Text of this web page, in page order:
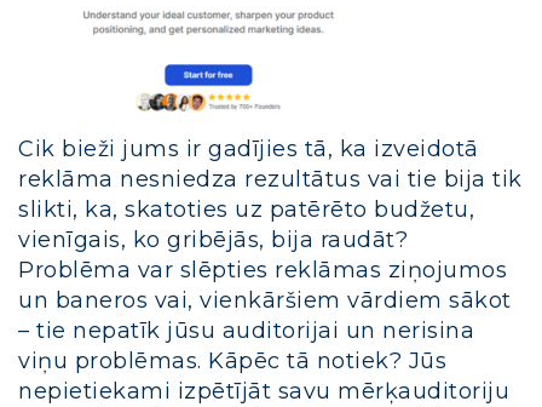
Cik bieži jums ir gadījies tā, ka izveidotā
reklāma nesniedza rezultātus vai tie bija tik
slikti, ka, skatoties uz patērēto budžetu,
vienīgais, ko gribējās, bija raudāt?
Problēma var slēpties reklāmas ziņojumos
un baneros vai, vienkāršiem vārdiem sākot
– tie nepatīk jūsu auditorijai un nerisina
viņu problēmas. Kāpēc tā notiek? Jūs
nepietiekami izpētījāt savu mērķauditoriju